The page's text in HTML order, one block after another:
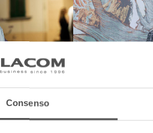
Consenso